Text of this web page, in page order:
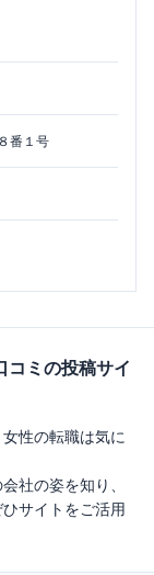
番１号
コミの投稿サイ
性の転職は気に
社の姿を知り、
サイトをご活用